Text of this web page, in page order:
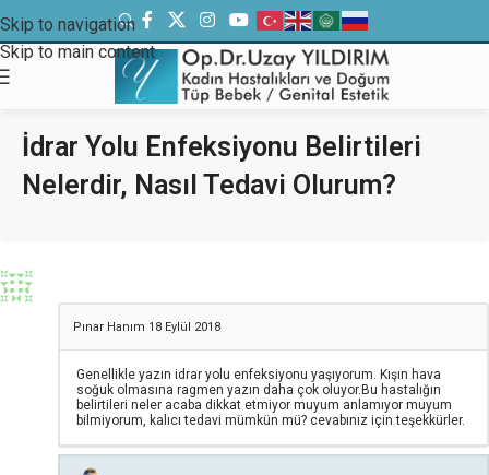
Skip to navigation
Skip to main content
İdrar Yolu Enfeksiyonu Belirtileri
Nelerdir, Nasıl Tedavi Olurum?
Pınar Hanım 18 Eylül 2018
Genellikle yazın idrar yolu enfeksiyonu yaşıyorum. Kışın hava
soğuk olmasına ragmen yazın daha çok oluyor.Bu hastalığın
belirtileri neler acaba dikkat etmiyor muyum anlamıyor muyum
bilmiyorum, kalıcı tedavi mümkün mü? cevabınız için teşekkürler.